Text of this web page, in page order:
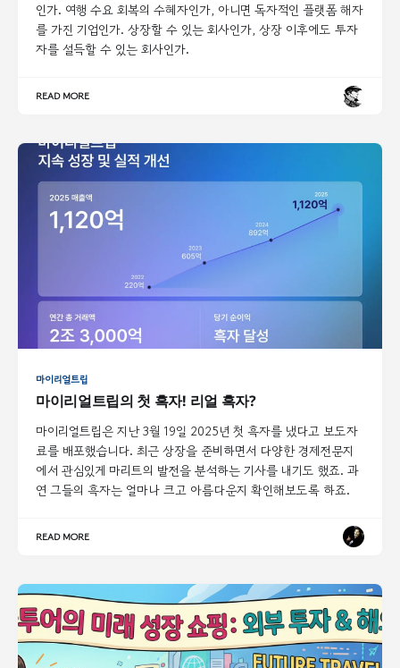
인가. 여행 수요 회복의 수혜자인가, 아니면 독자적인 플랫폼 해자
를 가진 기업인가. 상장할 수 있는 회사인가, 상장 이후에도 투자
자를 설득할 수 있는 회사인가.
READ MORE
마이리얼트립
마이리얼트립의 첫 흑자! 리얼 흑자?
마이리얼트립은 지난 3월 19일 2025년 첫 흑자를 냈다고 보도자
료를 배포했습니다. 최근 상장을 준비하면서 다양한 경제전문지
에서 관심있게 마리트의 발전을 분석하는 기사를 내기도 했죠. 과
연 그들의 흑자는 얼마나 크고 아름다운지 확인해보도록 하죠.
READ MORE